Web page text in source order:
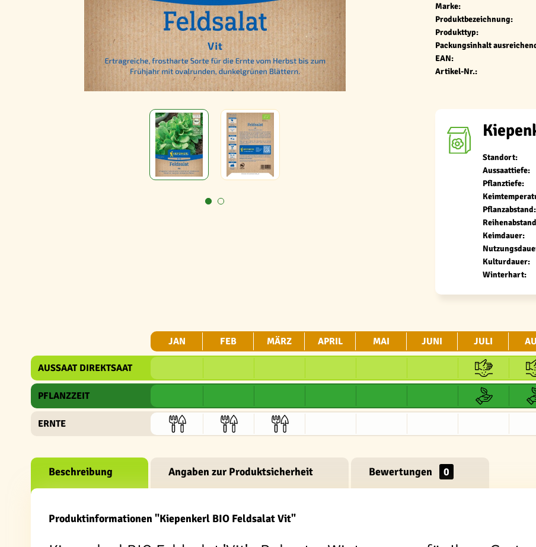
Marke:
Produktbezeichnung:
Produkttyp:
Packungsinhalt
EAN:
Artikel-Nr.:
Standort:
Aussaattiefe:
Pflanztiefe:
Pflanzabstand:
Keimdauer:
Kulturdauer:
Winterhart:
JAN FEB MÄRZ APRIL MAI JUNI JULI
AUSSAAT DIREKTSAAT
PFLANZZEIT
ERNTE
Beschreibung Angaben zur Produktsicherheit Bewertungen 0
Produktinformationen "Kiepenkerl BIO Feldsalat Vit"